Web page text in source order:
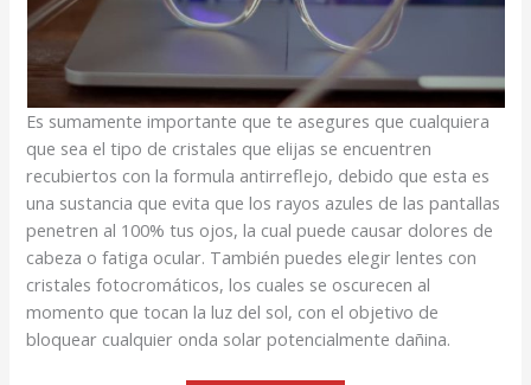
Es sumamente importante que te asegures que cualquiera
que sea el tipo de cristales que elijas se encuentren
recubiertos con la formula antirreflejo, debido que esta es
una sustancia que evita que los rayos azules de las pantallas
penetren al 100% tus ojos, la cual puede causar dolores de
cabeza o fatiga ocular. También puedes elegir lentes con
cristales fotocromáticos, los cuales se oscurecen al
momento que tocan la luz del sol, con el objetivo de
bloquear cualquier onda solar potencialmente dañina.